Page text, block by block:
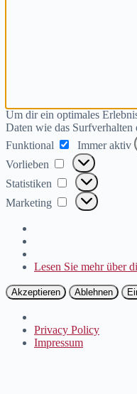
Um dir ein optimales
Daten wie das
Funktional
Funktional
Immer aktiv
Vorlieben
Vorlieben
Statistiken Statistiken
Marketing Marketing
Lesen Sie mehr über
Akzeptieren Ablehnen
Privacy Policy
Impressum